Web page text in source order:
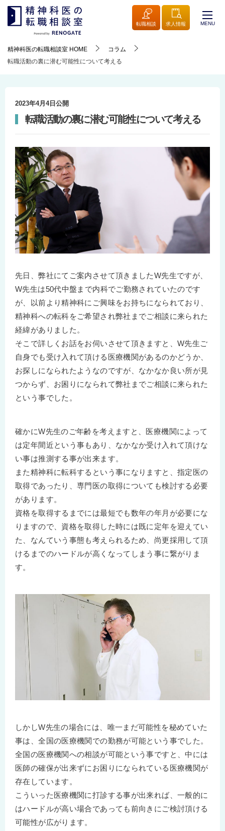
転職相談 求人情報 MENU
精神科医の転職相談室 HOME
コラム
転職活動の裏に潜む可能性について考える
2023年4月4日 公開
転職活動の裏に潜む可能性について考える
先日、弊社にてご案内させて頂きましたW先生ですが、
W先生は50代中盤まで内科でご勤務されていたのです
が、以前より精神科にご興味をお持ちになられており、
精神科への転科をご希望され弊社までご相談に来られた
経緯がありました。
そこで詳しくお話をお伺いさせて頂きますと、W先生ご
自身でも受け入れて頂ける医療機関があるのかどうか、
お探しになられたようなのですが、なかなか良い所が見
つからず、お困りになられて弊社までご相談に来られた
という事でした。
確かにW先生のご年齢を考えますと、医療機関によって
は定年間近という事もあり、なかなか受け入れて頂けな
い事は推測する事が出来ます。
また精神科に転科するという事になりますと、指定医の
取得であったり、専門医の取得についても検討する必要
があります。
資格を取得するまでには最短でも数年の年月が必要にな
りますので、資格を取得した時には既に定年を迎えてい
た、なんていう事態も考えられるため、尚更採用して頂
けるまでのハードルが高くなってしまう事に繋がりま
す。
しかしW先生の場合には、唯一まだ可能性を秘めていた
事は、全国の医療機関での勤務が可能という事でした。
全国の医療機関への相談が可能という事ですと、中には
医師の確保が出来ずにお困りになられている医療機関が
存在しています。
こういった医療機関に打診する事が出来れば、一般的に
はハードルが高い場合であっても前向きにご検討頂ける
可能性が広がります。